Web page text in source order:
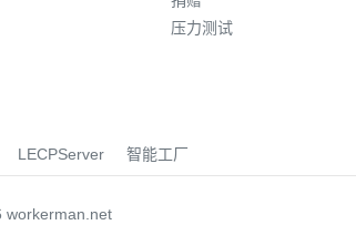
压力测试
LECPServer 智能工厂
workerman.net